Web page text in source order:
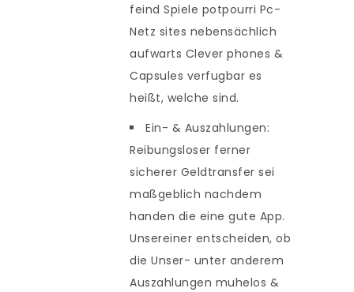
feind Spiele potpourri Pc-
Netz sites nebensächlich
aufwarts Clever phones &
Capsules verfugbar es
heißt, welche sind.
Ein- & Auszahlungen:
Reibungsloser ferner
sicherer Geldtransfer sei
maßgeblich nachdem
handen die eine gute App.
Unsereiner entscheiden, ob
die Unser- unter anderem
Auszahlungen muhelos &